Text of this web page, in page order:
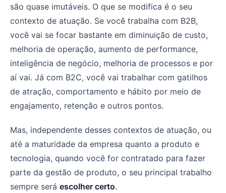
são quase imutáveis. O que se modifica é o seu
contexto de atuação. Se você trabalha com B2B,
você vai se focar bastante em diminuição de custo,
melhoria de operação, aumento de performance,
inteligência de negócio, melhoria de processos e por
aí vai. Já com B2C, você vai trabalhar com gatilhos
de atração, comportamento e hábito por meio de
engajamento, retenção e outros pontos.
Mas, independente desses contextos de atuação, ou
até a maturidade da empresa quanto a produto e
tecnologia, quando você for contratado para fazer
parte da gestão de produto, o seu principal trabalho
sempre será escolher certo.